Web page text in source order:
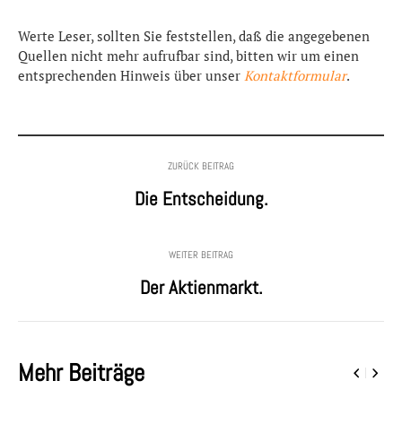
Werte Leser, sollten Sie feststellen, daß die angegebenen
Quellen nicht mehr aufrufbar sind, bitten wir um einen
entsprechenden Hinweis über unser Kontaktformular.
ZURÜCK BEITRAG
Die Entscheidung.
WEITER BEITRAG
Der Aktienmarkt.
Mehr Beiträge